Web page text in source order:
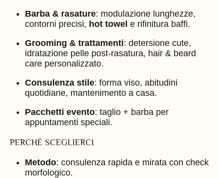
Barba & rasature: modulazione lunghezze,
contorni precisi, hot towel e rifinitura baffi.
Grooming & trattamenti: detersione cute,
idratazione pelle post-rasatura, hair & beard
care personalizzato.
Consulenza stile: forma viso, abitudini
quotidiane, mantenimento a casa.
Pacchetti evento: taglio + barba per
appuntamenti speciali.
PERCHÉ SCEGLIERCI
Metodo: consulenza rapida e mirata con check
morfologico.